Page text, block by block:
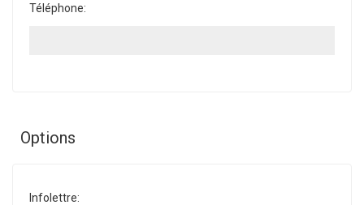
Téléphone:
Options
Infolettre: